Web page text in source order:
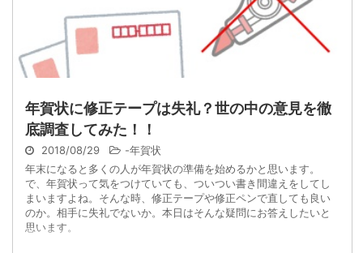
年賀状に修正テープは失礼？世の中の意見を徹
底調査してみた！！
2018/08/29 -年賀状
年末になると多くの人が年賀状の準備を始めるかと思います。
で、年賀状って気をつけていても、ついつい書き間違えをしてし
まいますよね。そんな時、修正テープや修正ペンで直しても良い
のか。相手に失礼でないか。本日はそんな疑問にお答えしたいと
思います。